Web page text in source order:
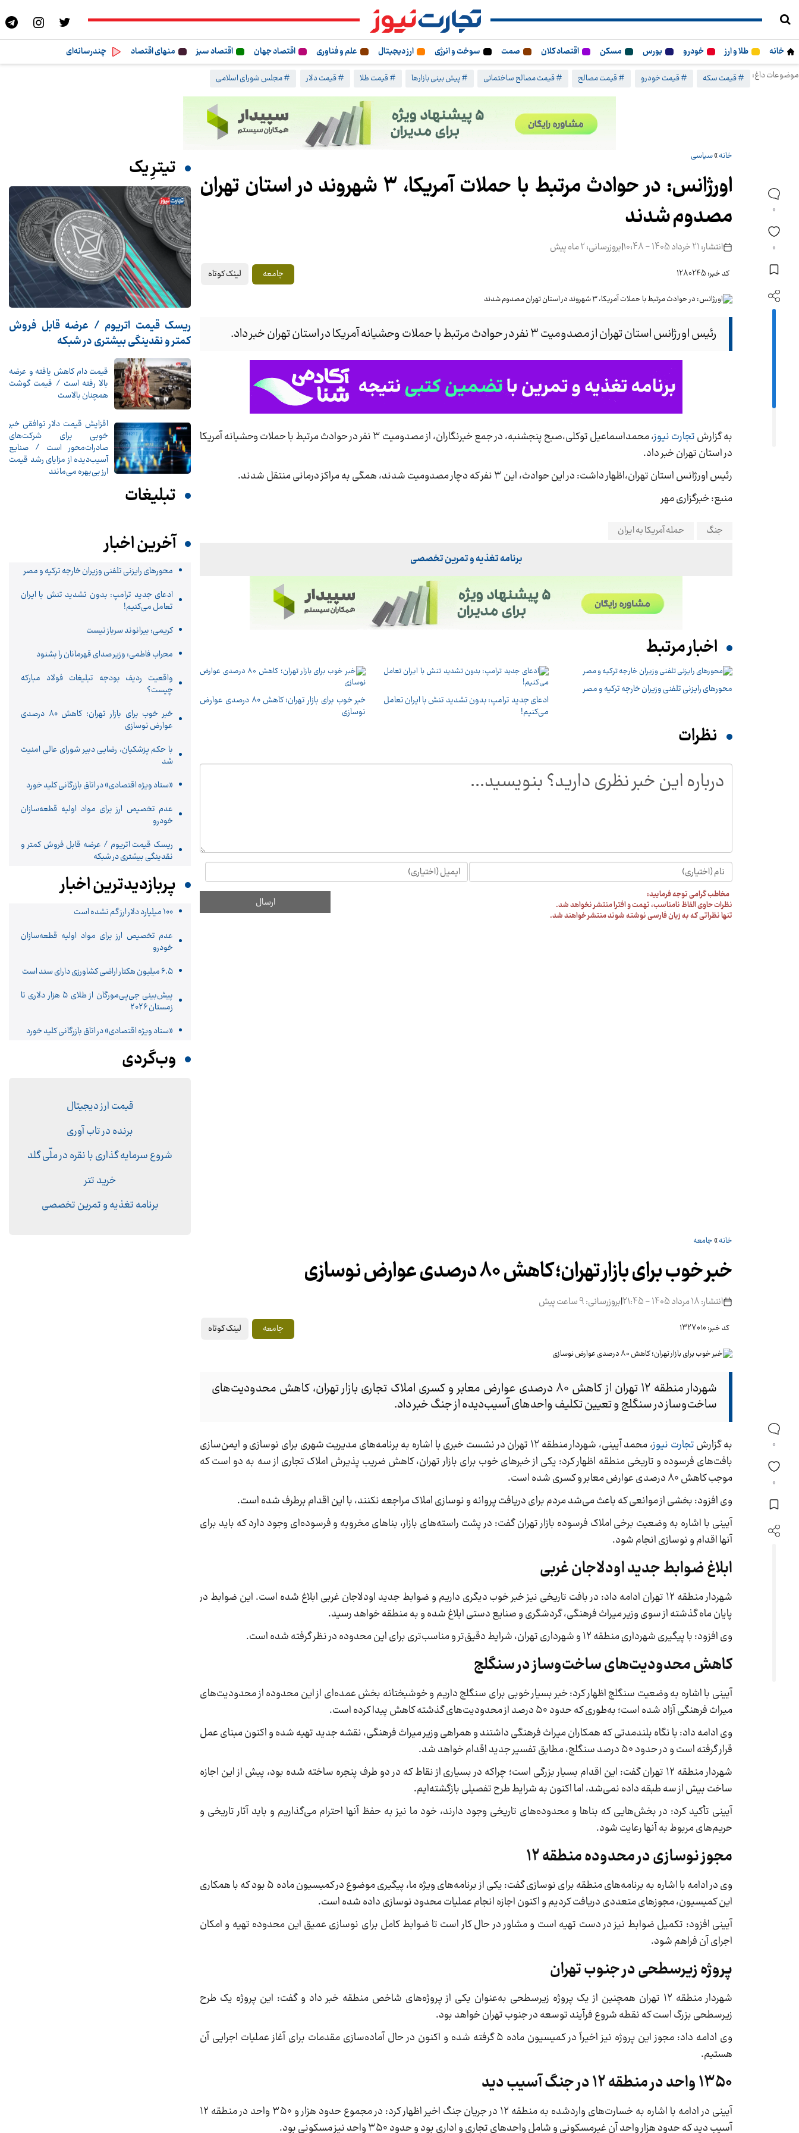
خانه طلا و ارز خودرو بورس مسکن اقتصاد کلان صمت سوخت و انرژی ارز دیجیتال علم و فناوری اقتصاد جهان اقتصاد سبز منهای اقتصاد
چندرسانه‌ای
موضوعات داغ:
# قیمت سکه # قیمت خودرو # قیمت مصالح # قیمت مصالح ساختمانی # پیش بینی بازارها # قیمت طلا # قیمت دلار # مجلس شورای اسلامی
0
0
خانه»سیاسی
اورژانس: در حوادث مرتبط با حملات آمریکا، ۳ شهروند در استان تهران
مصدوم شدند
انتشار: 21 خرداد 1405 - 10:48 |بروزرسانی: 2 ماه پیش
کد خبر: 1280245 جامعه لینک کوتاه
رئیس اورژانس استان تهران از مصدومیت ۳ نفر در حوادث مرتبط با حملات وحشیانه آمریکا در استان تهران خبر داد.
به گزارشتجارت نیوز
، محمداسماعیل توکلی،صبح پنجشنبه، در جمع خبرنگاران، از مصدومیت ۳ نفر در حوادث مرتبط با حملات وحشیانه آمریکا
در استان تهران خبر داد.
رئیس اورژانس استان تهران،اظهار داشت: در این حوادث، این ۳ نفر که دچار مصدومیت شدند، همگی به مراکز درمانی منتقل شدند.
منبع: خبرگزاری مهر
جنگ حمله آمریکا به ایران
برنامه تغذیه و تمرین تخصصی
اخبار مرتبط
محورهای رایزنی تلفنی وزیران خارجه ترکیه و مصر
ادعای جدید ترامپ: بدون تشدید تنش با ایران تعامل
می‌کنیم!
خبر خوب برای بازار تهران؛ کاهش ۸۰ درصدی عوارض
نوسازی
نظرات
مخاطب گرامی توجه فرمایید:
نظرات حاوی الفاظ نامناسب، تهمت و افترا منتشر نخواهد شد.
تنها نظراتی که به زبان فارسی نوشته شوند منتشر خواهند شد.
تیترِ یک
ریسک قیمت اتریوم / عرضه قابل فروش
کمتر و نقدینگی بیشتری در شبکه
قیمت دام کاهش یافته و عرضه
بالا رفته است / قیمت گوشت
همچنان بالاست
افزایش قیمت دلار توافقی خبر
خوبی برای شرکت‌های
صادرات‌محور است / صنایع
آسیب‌دیده از مزایای رشد قیمت
ارز بی‌بهره می‌مانند
تبلیغات
آخرین اخبار
محورهای رایزنی تلفنی وزیران خارجه ترکیه و مصر
ادعای جدید ترامپ: بدون تشدید تنش با ایران
تعامل می‌کنیم!
کریمی: بیرانوند سرباز نیست
محراب فاطمی: وزیر صدای قهرمانان را بشنود
واقعیت ردیف بودجه تبلیغات فولاد مبارکه
چیست؟
خبر خوب برای بازار تهران؛ کاهش ۸۰ درصدی
عوارض نوسازی
با حکم پزشکیان، رضایی دبیر شورای عالی امنیت
شد
«ستاد ویژه اقتصادی» در اتاق بازرگانی کلید خورد
عدم تخصیص ارز برای مواد اولیه قطعه‌سازان
خودرو
ریسک قیمت اتریوم / عرضه قابل فروش کمتر و
نقدینگی بیشتری در شبکه
پربازدیدترین اخبار
۱۰۰ میلیارد دلار ارز گم نشده است
عدم تخصیص ارز برای مواد اولیه قطعه‌سازان
خودرو
۶.۵ میلیون هکتار اراضی کشاورزی دارای سند است
پیش‌بینی جی‌پی‌مورگان از طلای ۵ هزار دلاری تا
زمستان ۲۰۲۶
«ستاد ویژه اقتصادی» در اتاق بازرگانی کلید خورد
وب‌گردی
قیمت ارز دیجیتال
برنده در تاب آوری
شروع سرمایه گذاری با نقره در ملّی گلد
خرید تتر
برنامه تغذیه و تمرین تخصصی